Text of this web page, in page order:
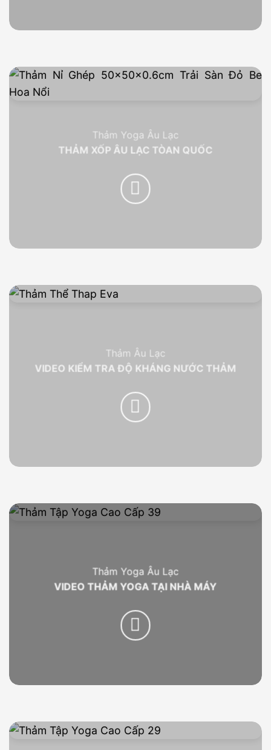
Thảm Yoga Âu Lạc
THẢM XỐP ÂU LẠC TÒAN QUỐC
Thảm Âu Lạc
VIDEO KIỂM TRA ĐỘ KHÁNG NƯỚC THẢM
Thảm Yoga Âu Lạc
VIDEO THẢM YOGA TẠI NHÀ MÁY